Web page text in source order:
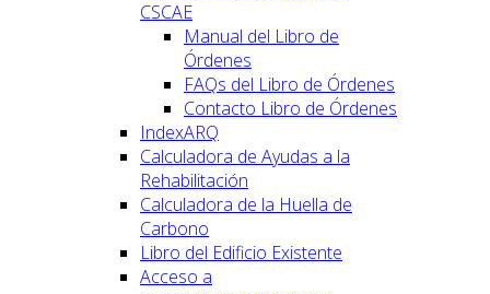
CSCAE
Manual del Libro de
Órdenes
FAQs del Libro de Órdenes
Contacto Libro de Órdenes
IndexARQ
Calculadora de Ayudas a la
Rehabilitación
Calculadora de la Huella de
Carbono
Libro del Edificio Existente
Acceso a